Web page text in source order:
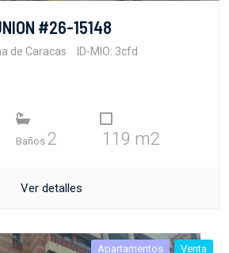
#26-15148
de Caracas ID-MIO: 3cfd
Baños 2 119 m2
Ver detalles
Apartamentos Venta